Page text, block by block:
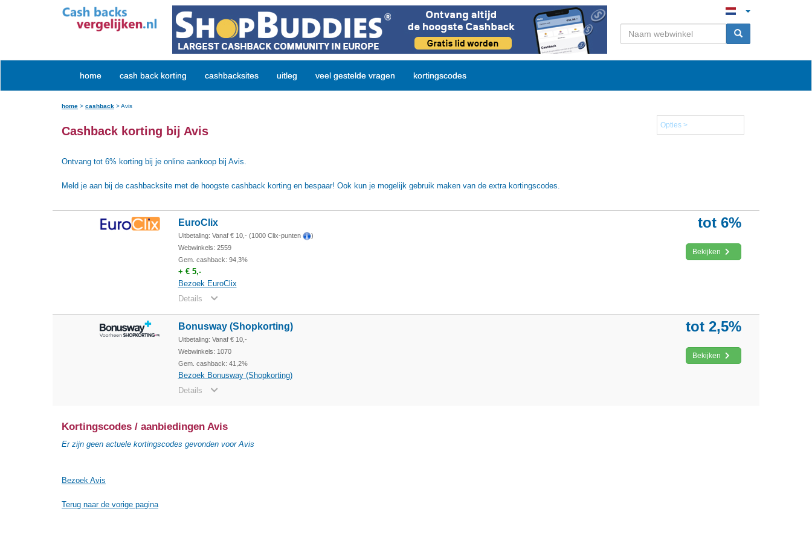
home cash back korting cashbacksites uitleg veel gestelde vragen kortingscodes
home > cashback >Avis
Opties >
Cashback korting bij Avis
Ontvang tot 6% korting bij je online aankoop bij Avis.
Meld je aan bij de cashbacksite met de hoogste cashback korting en bespaar! Ook kun je mogelijk gebruik maken van de extra kortingscodes.
EuroClix
Uitbetaling: Vanaf € 10,- (1000 Clix-punten
)
Webwinkels: 2559
Gem. cashback: 94,3%
+ € 5,-
Bezoek EuroClix
Details
tot 6%
Bekijken
Bonusway (Shopkorting)
Uitbetaling: Vanaf € 10,-
Webwinkels: 1070
Gem. cashback: 41,2%
Bezoek Bonusway (Shopkorting)
Details
tot 2,5%
Bekijken
Kortingscodes / aanbiedingen Avis
Er zijn geen actuele kortingscodes gevonden voor Avis
Bezoek Avis
Terug naar de vorige pagina